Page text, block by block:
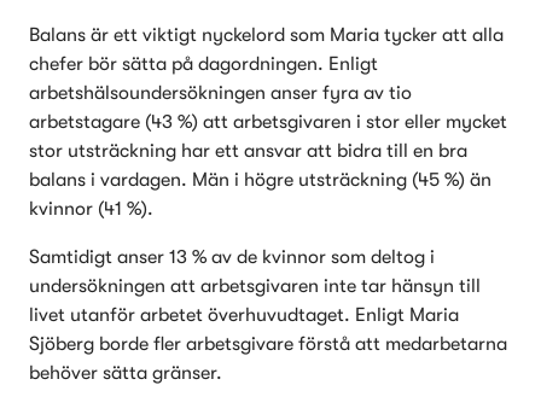
Balans är ett viktigt nyckelord som Maria tycker att alla
chefer bör sätta på dagordningen. Enligt
arbetshälsoundersökningen anser fyra av tio
arbetstagare (43 %) att arbetsgivaren i stor eller mycket
stor utsträckning har ett ansvar att bidra till en bra
balans i vardagen. Män i högre utsträckning (45 %) än
kvinnor (41 %).
Samtidigt anser 13 % av de kvinnor som deltog i
undersökningen att arbetsgivaren inte tar hänsyn till
livet utanför arbetet överhuvudtaget. Enligt Maria
Sjöberg borde fler arbetsgivare förstå att medarbetarna
behöver sätta gränser.